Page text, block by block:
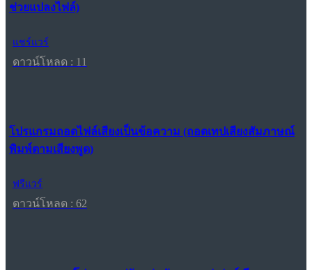
ช่วยแปลงไฟล์)
แชร์แวร์
ดาวน์โหลด : 11
โปรแกรมถอดไฟล์เสียงเป็นข้อความ (ถอดเทปเสียงสัมภาษณ์
พิมพ์ตามเสียงพูด)
ฟรีแวร์
ดาวน์โหลด : 62